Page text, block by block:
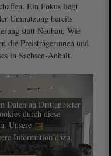
Ein Fokus liegt
Umnutzung bereits
statt Neubau. Wie
die Preisträgerinnen und
in Sachsen-Anhalt.
Daten an Drittanbieter
durch diese
Unsere
Information dazu.